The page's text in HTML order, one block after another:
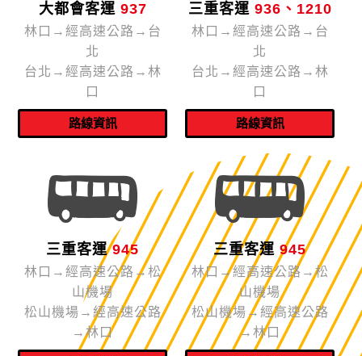
大都會客運 937
林口→經高速公路→台
北
台北→經高速公路→林
口
三重客運 936、1210
林口→經高速公路→台
北
台北→經高速公路→林
口
三重客運945
林口→經高速公路→松
山機場
松山機場→經高速公路
→林口
三重客運945
林口→經高速公路→松
山機場
松山機場→經高速公路
→林口